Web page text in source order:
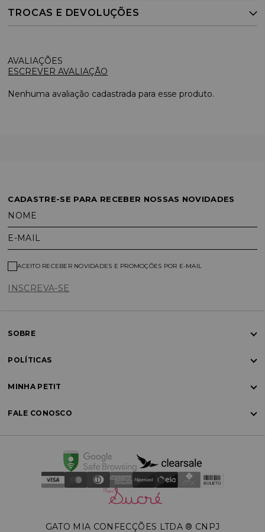
TROCAS E DEVOLUÇÕES
ESCREVER AVALIAÇÃO
Nenhuma avaliação cadastrada para esse produto.
CADASTRE-SE PARA RECEBER NOSSAS NOVIDADES
NOME
E-MAIL
INSCREVA-SE
ACEITO RECEBER NOVIDADES E PROMOÇÕES POR E-MAIL
SOBRE
POLÍTICAS
MINHA PETIT
FALE CONOSCO
GATO MIA CONFECÇÕES LTDA ®️ CNPJ